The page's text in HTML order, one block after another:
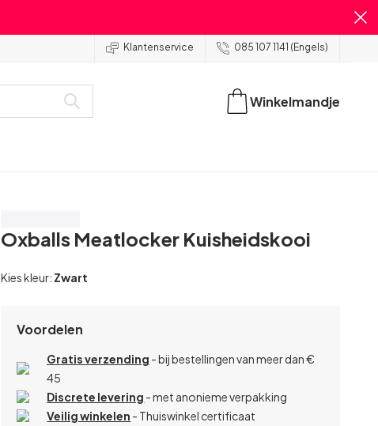
Klantenservice 085 107 1141 (Engels)
Winkelmandje
Oxballs Meatlocker Kuisheidskooi
Kies kleur: Zwart
Voordelen
Gratis verzending - bij bestellingen van meer dan €
45
Discrete levering - met anonieme verpakking
Veilig winkelen - Thuiswinkel certificaat